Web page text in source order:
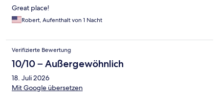
Great place!
Robert, Aufenthalt von 1 Nacht
Verifizierte Bewertung
10/10 – Außergewöhnlich
18. Juli 2026
Mit Google übersetzen